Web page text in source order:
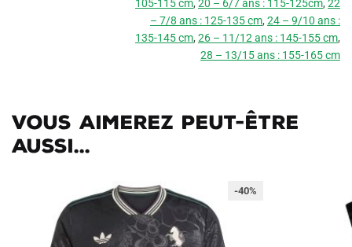
105-115 cm, 20 – 6/7 ans : 115-125cm, 22
– 7/8 ans : 125-135 cm, 24 – 9/10 ans :
135-145 cm, 26 – 11/12 ans : 145-155 cm,
28 – 13/15 ans : 155-165 cm
Vous aimerez peut-être
aussi...
-40%